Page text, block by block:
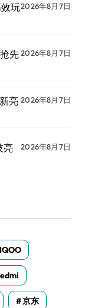
玩2026年8月7日
先2026年8月7日
亮 2026年8月7日
亮
2026年8月7日
IQOO
京东